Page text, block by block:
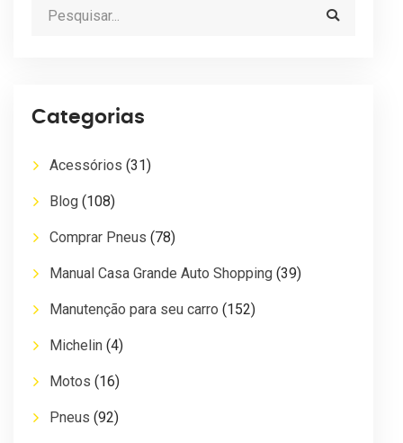
Categorias
Acessórios (31)
Blog (108)
Comprar Pneus (78)
Manual Casa Grande Auto Shopping (39)
Manutenção para seu carro (152)
Michelin (4)
Motos (16)
Pneus (92)